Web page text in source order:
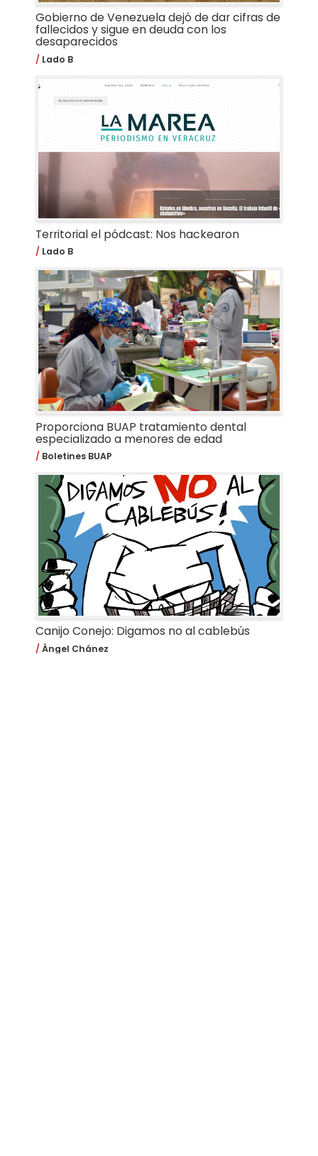
Gobierno de Venezuela dejó de dar cifras de
fallecidos y sigue en deuda con los
desaparecidos
Lado B
Territorial el pódcast: Nos hackearon
Lado B
Proporciona BUAP tratamiento dental
especializado a menores de edad
Boletines BUAP
Canijo Conejo: Digamos no al cablebús
Ángel Chánez